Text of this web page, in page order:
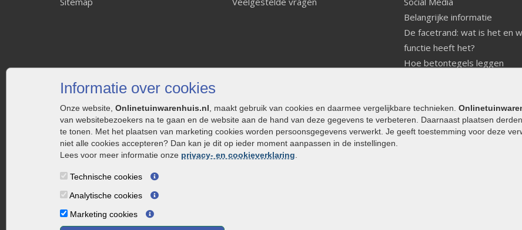
Informatie over cookies
Onze website, Onlinetuinwarenhuis.nl , maakt gebruik van cookies en daarmee vergelijkbare technieken.
van websitebezoekers na te gaan en de website aan de hand van deze gegevens te verbeteren. Daarnaast plaatsen
te tonen. Met het plaatsen van marketing cookies worden persoonsgegevens verwerkt. Je geeft toestemming voor deze
niet alle cookies accepteren? Dan kan je dit op ieder moment aanpassen in de instellingen.
Lees voor meer informatie onze privacy- en cookieverklaring
Technische cookies
Analytische cookies
Marketing cookies
Belangrijke informatie
De facetrand: wat is het en
functie heeft het?
Hoe betontegels leggen
Welke tuinstijl past bij mij
Strakke tuin inrichten
Legverbanden gebakken